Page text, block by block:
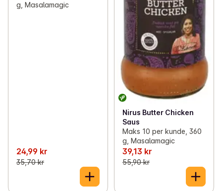
g, Masalamagic
24,99 kr
35,70 kr
Nirus Butter Chicken
Saus
Maks 10 per kunde, 360
g, Masalamagic
39,13 kr
55,90 kr